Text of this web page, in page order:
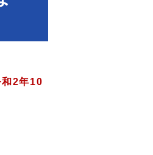
和2年10